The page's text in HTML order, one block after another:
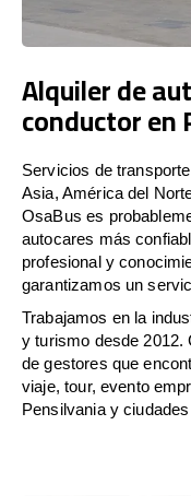
Alquiler de
conductor en
Servicios de
Asia, América del
OsaBus es
autocares más
profesional y
garantizamos un
Trabajamos en la
y turismo desde 2012.
de gestores que
viaje, tour, evento
Pensilvania y